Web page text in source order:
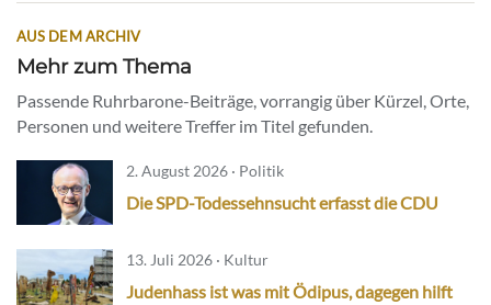
AUS DEM ARCHIV
Mehr zum Thema
Passende Ruhrbarone-Beiträge, vorrangig über Kürzel, Orte,
Personen und weitere Treffer im Titel gefunden.
2. August 2026 · Politik
Die SPD-Todessehnsucht erfasst die CDU
13. Juli 2026 · Kultur
Judenhass ist was mit Ödipus, dagegen hilft